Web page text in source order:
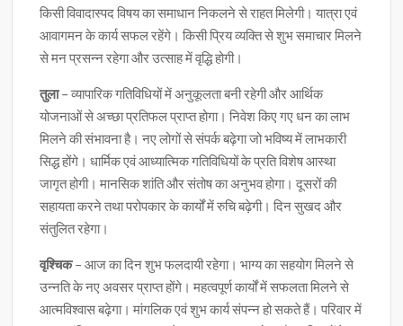
किसी विवादास्पद विषय का समाधान निकलने से राहत मिलेगी। यात्रा एवं
आवागमन के कार्य सफल रहेंगे। किसी प्रिय व्यक्ति से शुभ समाचार मिलने
से मन प्रसन्न रहेगा और उत्साह में वृद्धि होगी।
तुला– व्यापारिक गतिविधियों में अनुकूलता बनी रहेगी और आर्थिक
योजनाओं से अच्छा प्रतिफल प्राप्त होगा। निवेश किए गए धन का लाभ
मिलने की संभावना है। नए लोगों से संपर्क बढ़ेगा जो भविष्य में लाभकारी
सिद्ध होंगे। धार्मिक एवं आध्यात्मिक गतिविधियों के प्रति विशेष आस्था
जागृत होगी। मानसिक शांति और संतोष का अनुभव होगा। दूसरों की
सहायता करने तथा परोपकार के कार्यों में रुचि बढ़ेगी। दिन सुखद और
संतुलित रहेगा।
वृश्चिक– आज का दिन शुभ फलदायी रहेगा। भाग्य का सहयोग मिलने से
उन्नति के नए अवसर प्राप्त होंगे। महत्वपूर्ण कार्यों में सफलता मिलने से
आत्मविश्वास बढ़ेगा। मांगलिक एवं शुभ कार्य संपन्न हो सकते हैं। परिवार में